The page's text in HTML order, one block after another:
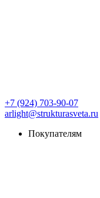
+7 (924) 703-90-07
arlight@strukturasveta.ru
Покупателям